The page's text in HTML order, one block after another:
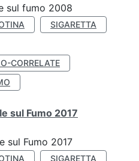
sul fumo 2008
SIGARETTA
CORRELATE
sul Fumo 2017
sul Fumo 2017
SIGARETTA